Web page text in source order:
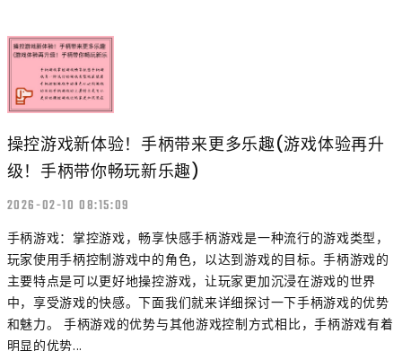
操控游戏新体验！手柄带来更多乐趣(游戏体验再升
级！手柄带你畅玩新乐趣)
2026-02-10 08:15:09
手柄游戏：掌控游戏，畅享快感手柄游戏是一种流行的游戏类型，
玩家使用手柄控制游戏中的角色，以达到游戏的目标。手柄游戏的
主要特点是可以更好地操控游戏，让玩家更加沉浸在游戏的世界
中，享受游戏的快感。下面我们就来详细探讨一下手柄游戏的优势
和魅力。 手柄游戏的优势与其他游戏控制方式相比，手柄游戏有着
明显的优势...